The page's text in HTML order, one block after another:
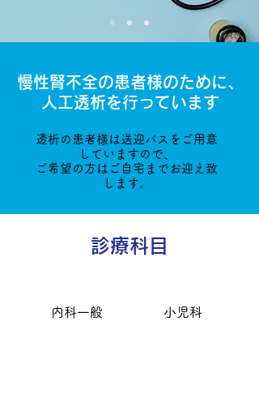
慢性腎不全の患者様のために、
人工透析を行っています
透析の患者様は送迎バスをご用意
していますので、
ご希望の方はご自宅までお迎え致
します。
診療科目
内科一般 小児科